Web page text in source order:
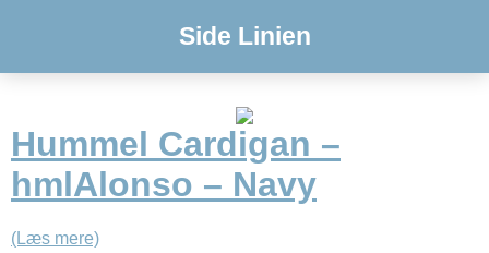
Side Linien
Hummel Cardigan –
hmlAlonso – Navy
(Læs mere)